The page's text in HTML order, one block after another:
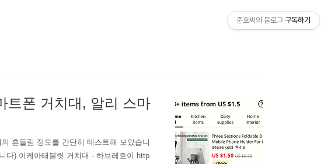
트폰 거치대, 알리 스마
흔들림 정도를 간단히 테스트해 보았습니
다) 이케아태블릿 거치대 - 하브레호이 http
준호씨의 블로그 구독하기